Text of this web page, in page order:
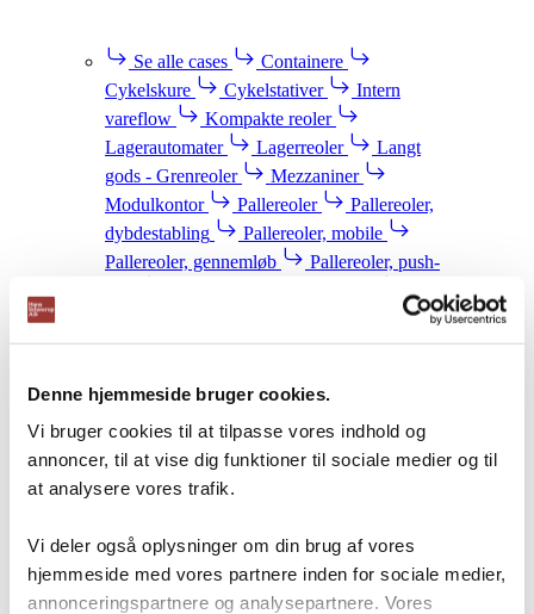
Denne hjemmeside bruger cookies.
Vi bruger cookies til at tilpasse vores indhold og
annoncer, til at vise dig funktioner til sociale medier og til
at analysere vores trafik.
Vi deler også oplysninger om din brug af vores
hjemmeside med vores partnere inden for sociale medier,
annonceringspartnere og analysepartnere. Vores
Se alle cases
Containere
Cykelskure
Cykelstativer
Intern
vareflow
Kompakte reoler
Lagerautomater
Lagerreoler
Langt
gods - Grenreoler
Mezzaniner
Modulkontor
Pallereoler
Pallereoler,
dybdestabling
Pallereoler, mobile
Pallereoler, gennemløb
Pallereoler, push-
Sikkerhedsværn
Stålskabe -
Nyheder
Webshop
Download